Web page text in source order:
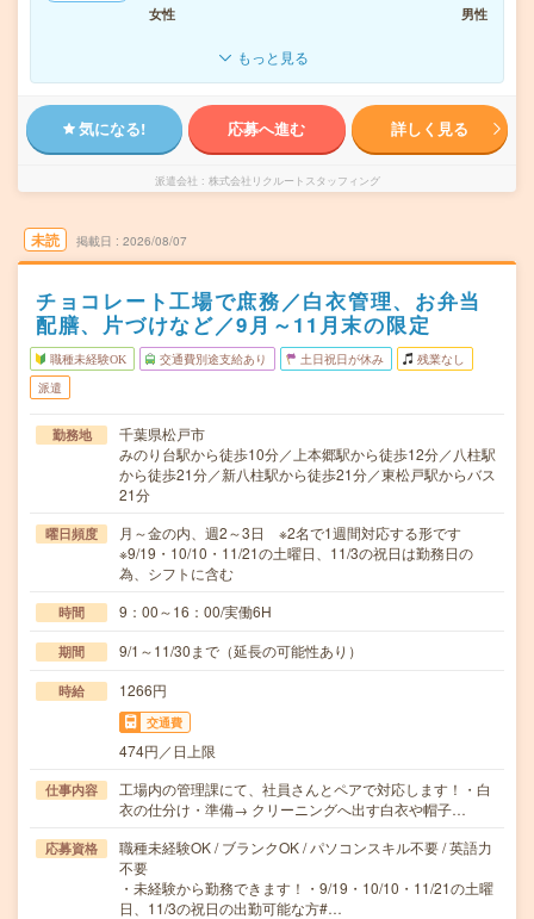
女性
男性
もっと見る
気になる! 応募へ進む 詳しく見る
派遣会社 株式会社リクルートスタッフィング
未読 掲載日 2026/08/07
チョコレート工場で庶務／白衣管理、お弁当
配膳、片づけなど／9月～11月末の限定
職種未経験OK 交通費別途支給あり 土日祝日が休み 残業なし
派遣
勤務地
千葉県松戸市
みのり台駅から徒歩10分／上本郷駅から徒歩12分／八柱駅
から徒歩21分／新八柱駅から徒歩21分／東松戸駅からバス
21分
曜日頻度
月～金の内、週2～3日 ※2名で1週間対応する形です
※9/19・10/10・11/21の土曜日、11/3の祝日は勤務日の
為、シフトに含む
時間 9：00～16：00/実働6H
期間 9/1～11/30まで（延長の可能性あり）
時給 1266円
交通費
474円／日上限
仕事内容
工場内の管理課にて、社員さんとペアで対応します！・白
衣の仕分け・準備→ クリーニングへ出す白衣や帽子…
応募資格
職種未経験OK / ブランクOK / パソコンスキル不要 / 英語力
不要
・未経験から勤務できます！・9/19・10/10・11/21の土曜
日、11/3の祝日の出勤可能な方#…